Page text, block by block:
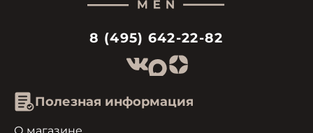
8 (495) 642-22-82
Полезная информация